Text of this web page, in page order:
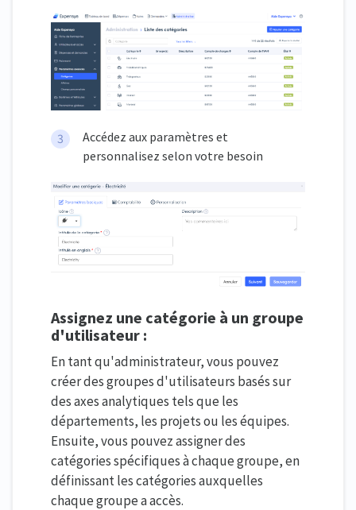
Accédez aux paramètres et
personnalisez selon votre besoin
Assignez une catégorie à un groupe
d'utilisateur :
En tant qu'administrateur, vous pouvez
créer des groupes d'utilisateurs basés sur
des axes analytiques tels que les
départements, les projets ou les équipes.
Ensuite, vous pouvez assigner des
catégories spécifiques à chaque groupe, en
définissant les catégories auxquelles
chaque groupe a accès.